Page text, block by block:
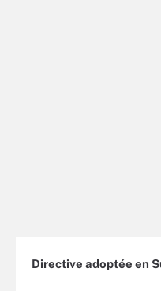
Directive adoptée en